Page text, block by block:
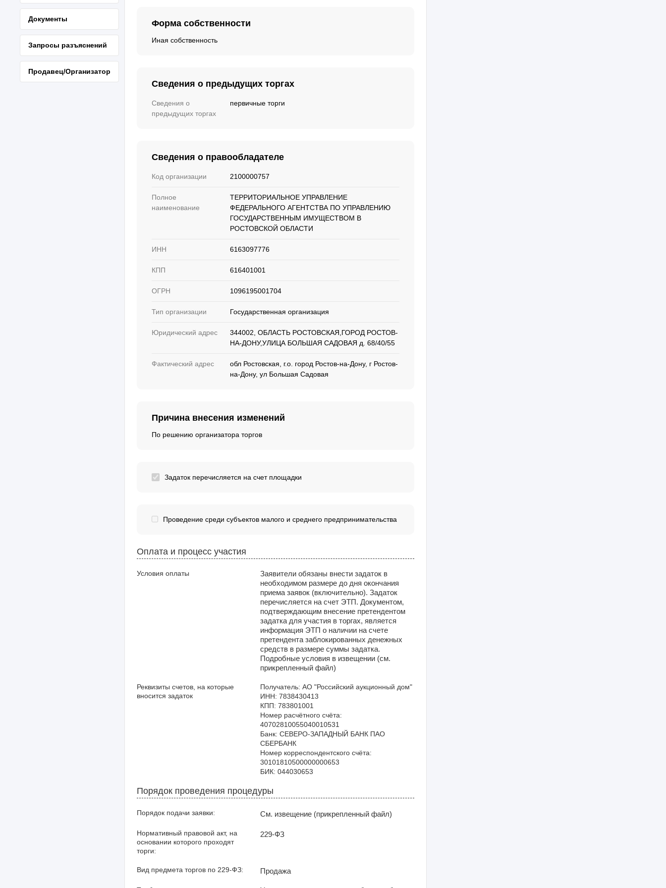
Документы
Запросы разъяснений
Продавец/Организатор
Форма собственности
Иная собственность
Сведения о предыдущих торгах
Сведения о
предыдущих торгах
первичные торги
Сведения о правообладателе
Код организации 2100000757
Полное
наименование
ТЕРРИТОРИАЛЬНОЕ УПРАВЛЕНИЕ
ФЕДЕРАЛЬНОГО АГЕНТСТВА ПО УПРАВЛЕНИЮ
ГОСУДАРСТВЕННЫМ ИМУЩЕСТВОМ В
РОСТОВСКОЙ ОБЛАСТИ
ИНН 6163097776
КПП 616401001
ОГРН 1096195001704
Тип организации Государственная организация
Юридический адрес
344002, ОБЛАСТЬ РОСТОВСКАЯ,ГОРОД РОСТОВ-
НА-ДОНУ,УЛИЦА БОЛЬШАЯ САДОВАЯ д. 68/40/55
Фактический адрес
обл Ростовская, г.о. город Ростов-на-Дону, г Ростов-
на-Дону, ул Большая Садовая
Причина внесения изменений
По решению организатора торгов
Задаток перечисляется на счет площадки
Проведение среди субъектов малого и среднего предпринимательства
Оплата и процесс участия
Условия оплаты
Заявители обязаны внести задаток в
необходимом размере до дня окончания
приема заявок (включительно). Задаток
перечисляется на счет ЭТП. Документом,
подтверждающим внесение претендентом
задатка для участия в торгах, является
информация ЭТП о наличии на счете
претендента заблокированных денежных
средств в размере суммы задатка.
Подробные условия в извещении (см.
прикрепленный файл)
Реквизиты счетов, на которые
вносится задаток
Получатель: АО "Российский аукционный дом"
ИНН: 7838430413
КПП: 783801001
Номер расчётного счёта:
40702810055040010531
Банк: СЕВЕРО-ЗАПАДНЫЙ БАНК ПАО
СБЕРБАНК
Номер корреспондентского счёта:
30101810500000000653
Порядок проведения процедуры
Порядок подачи заявки: См. извещение (прикрепленный файл)
Нормативный правовой акт, на
основании которого проходят
торги:
229-ФЗ
Вид предмета торгов по 229-ФЗ: Продажа